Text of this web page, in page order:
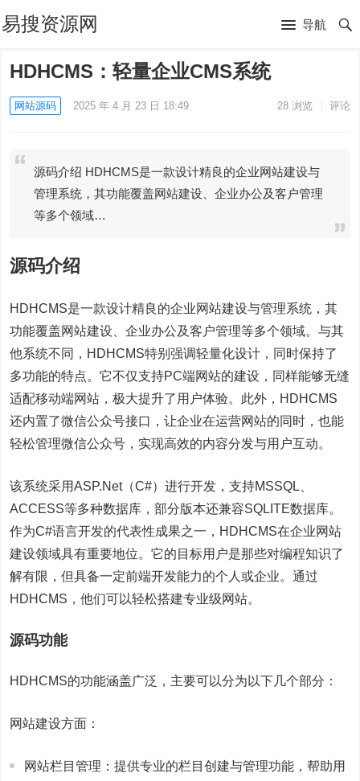
易搜资源网 导航
HDHCMS：轻量企业CMS系统
网站源码 2025 年 4 月 23 日 18:49 28浏览 评论
源码介绍 HDHCMS是一款设计精良的企业网站建设与
管理系统，其功能覆盖网站建设、企业办公及客户管理
等多个领域…
源码介绍
HDHCMS是一款设计精良的企业网站建设与管理系统，其
功能覆盖网站建设、企业办公及客户管理等多个领域。与其
他系统不同，HDHCMS特别强调轻量化设计，同时保持了
多功能的特点。它不仅支持PC端网站的建设，同样能够无缝
适配移动端网站，极大提升了用户体验。此外，HDHCMS
还内置了微信公众号接口，让企业在运营网站的同时，也能
轻松管理微信公众号，实现高效的内容分发与用户互动。
该系统采用ASP.Net（C#）进行开发，支持MSSQL、
ACCESS等多种数据库，部分版本还兼容SQLITE数据库。
作为C#语言开发的代表性成果之一，HDHCMS在企业网站
建设领域具有重要地位。它的目标用户是那些对编程知识了
解有限，但具备一定前端开发能力的个人或企业。通过
HDHCMS，他们可以轻松搭建专业级网站。
源码功能
HDHCMS的功能涵盖广泛，主要可以分为以下几个部分：
网站建设方面：
网站栏目管理：提供专业的栏目创建与管理功能，帮助用